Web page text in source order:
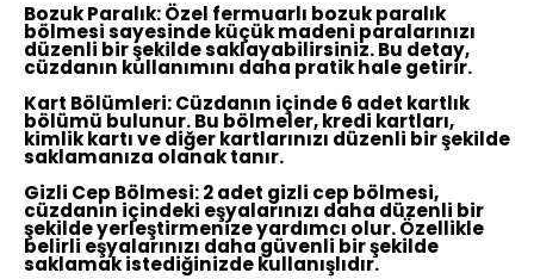
Bozuk Paralık:Özel fermuarlı bozuk paralık
bölmesi sayesinde küçük madeni paralarınızı
düzenli bir şekilde saklayabilirsiniz. Bu detay,
cüzdanın kullanımını daha pratik hale getirir.
Kart Bölümleri:Cüzdanın içinde 6 adet kartlık
bölümü bulunur. Bu bölmeler, kredi kartları,
kimlik kartı ve diğer kartlarınızı düzenli bir şekilde
saklamanıza olanak tanır.
Gizli Cep Bölmesi:2 adet gizli cep bölmesi,
cüzdanın içindeki eşyalarınızı daha düzenli bir
şekilde yerleştirmenize yardımcı olur. Özellikle
belirli eşyalarınızı daha güvenli bir şekilde
saklamak istediğinizde kullanışlıdır.